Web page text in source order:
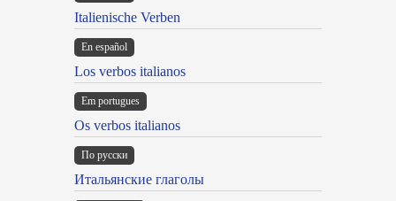
Italienische Verben
En español
Los verbos italianos
Em portugues
Os verbos italianos
По русски
Итальянские глаголы